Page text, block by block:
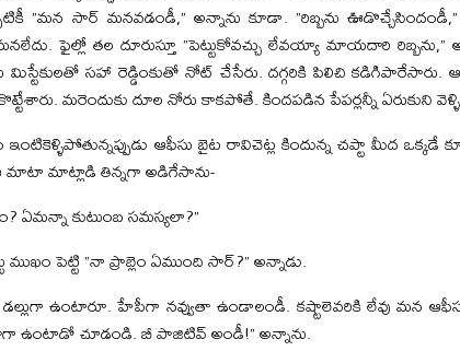
”మన సార్‌ మనవడండీ,” అన్నాను కూడా. ”రిబ్బను
ఫైల్లో తల దూరుస్తూ ”పెట్టుకోవచ్చు లేవయ్యా మాయదారి రిబ్బను,”
మిస్టేకులతో సహా రెడ్డింకుతో నోట్‌ చేసేరు. దగ్గరికి పిలిచి
మరెందుకు దూల నోరు కాకపోతే. కిందపడిన పేపర్లన్నీ ఏరుకుని వెళ్ళి
ఆఫీసు బైట రావిచెట్ల కిందున్న చప్టా మీద ఒక్కడే
మాటా మాట్లాడి తిన్నగా అడిగేసాను-
ఏమన్నా కుటుంబ సమస్యలా?”
ముఖం పెట్టి ”నా ప్రాబ్లెం ఏముంది సార్‌?” అన్నాడు.
ఉంటారూ. హేపీగా నవ్వుతా ఉండాలండీ. కష్టాలెవరికి లేవు మన
ఉంటాడో చూడండి. బీ పాజిటివ్‌ అండీ!” అన్నాను.